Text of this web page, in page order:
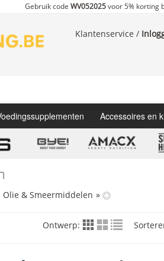
Gebruik codeWV052025voor 5% korting
Klantenservice /
Accessoires en
Olie & Smeermiddelen »
Ontwerp: